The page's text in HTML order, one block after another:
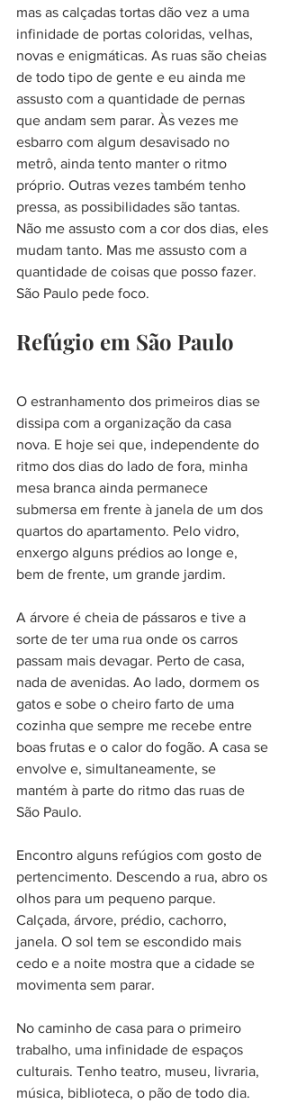
mas as calçadas tortas dão vez a uma
infinidade de portas coloridas, velhas,
novas e enigmáticas. As ruas são cheias
de todo tipo de gente e eu ainda me
assusto com a quantidade de pernas
que andam sem parar. Às vezes me
esbarro com algum desavisado no
metrô, ainda tento manter o ritmo
próprio. Outras vezes também tenho
pressa, as possibilidades são tantas.
Não me assusto com a cor dos dias, eles
mudam tanto. Mas me assusto com a
quantidade de coisas que posso fazer.
São Paulo pede foco.
Refúgio em São Paulo
O estranhamento dos primeiros dias se
dissipa com a organização da casa
nova. E hoje sei que, independente do
ritmo dos dias do lado de fora, minha
mesa branca ainda permanece
submersa em frente à janela de um dos
quartos do apartamento. Pelo vidro,
enxergo alguns prédios ao longe e,
bem de frente, um grande jardim.
A árvore é cheia de pássaros e tive a
sorte de ter uma rua onde os carros
passam mais devagar. Perto de casa,
nada de avenidas. Ao lado, dormem os
gatos e sobe o cheiro farto de uma
cozinha que sempre me recebe entre
boas frutas e o calor do fogão. A casa se
envolve e, simultaneamente, se
mantém à parte do ritmo das ruas de
São Paulo.
Encontro alguns refúgios com gosto de
pertencimento. Descendo a rua, abro os
olhos para um pequeno parque.
Calçada, árvore, prédio, cachorro,
janela. O sol tem se escondido mais
cedo e a noite mostra que a cidade se
movimenta sem parar.
No caminho de casa para o primeiro
trabalho, uma infinidade de espaços
culturais. Tenho teatro, museu, livraria,
música, biblioteca, o pão de todo dia.